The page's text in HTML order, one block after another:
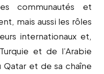
communautés et
mais aussi les rôles
internationaux et,
et de l’Arabie
et de sa chaîne